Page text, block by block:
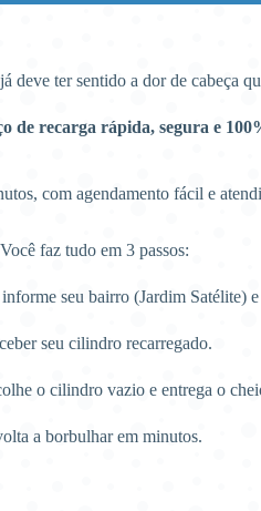
deve ter sentido a dor de cabeça
de recarga rápida, segura e
com agendamento fácil e
faz tudo em 3 passos:
seu bairro (Jardim Satélite)
seu cilindro recarregado.
o cilindro vazio e entrega o
a borbulhar em minutos.